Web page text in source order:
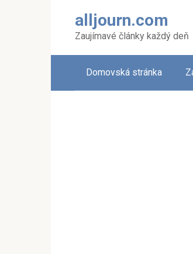
alljourn.com
Zaujímavé články každý deň
Domovská stránka